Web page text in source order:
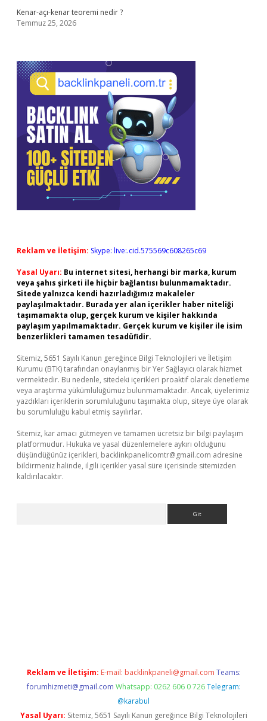
Kenar-açı-kenar teoremi nedir ?
Temmuz 25, 2026
Reklam ve İletişim: Skype: live:.cid.575569c608265c69
Yasal Uyarı: Bu internet sitesi, herhangi bir marka, kurum
veya şahıs şirketi ile hiçbir bağlantısı bulunmamaktadır.
Sitede yalnızca kendi hazırladığımız makaleler
paylaşılmaktadır. Burada yer alan içerikler haber niteliği
taşımamakta olup, gerçek kurum ve kişiler hakkında
paylaşım yapılmamaktadır. Gerçek kurum ve kişiler ile isim
benzerlikleri tamamen tesadüfidir.
Sitemiz, 5651 Sayılı Kanun gereğince Bilgi Teknolojileri ve İletişim
Kurumu (BTK) tarafından onaylanmış bir Yer Sağlayıcı olarak hizmet
vermektedir. Bu nedenle, sitedeki içerikleri proaktif olarak denetleme
veya araştırma yükümlülüğümüz bulunmamaktadır. Ancak, üyelerimiz
yazdıkları içeriklerin sorumluluğunu taşımakta olup, siteye üye olarak
bu sorumluluğu kabul etmiş sayılırlar.
Sitemiz, kar amacı gütmeyen ve tamamen ücretsiz bir bilgi paylaşım
platformudur. Hukuka ve yasal düzenlemelere aykırı olduğunu
düşündüğünüz içerikleri, backlinkpanelicomtr@gmail.com adresine
bildirmeniz halinde, ilgili içerikler yasal süre içerisinde sitemizden
kaldırılacaktır.
Reklam ve İletişim: E-mail: backlinkpaneli@gmail.com Teams:
forumhizmeti@gmail.com Whatsapp: 0262 606 0 726 Telegram:
@karabul
Yasal Uyarı: Sitemiz, 5651 Sayılı Kanun gereğince Bilgi Teknolojileri